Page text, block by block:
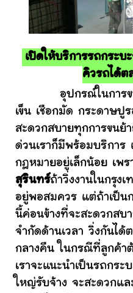
เปิดให้บริการรถกระ
คิวรถได้
อุปกรณ์ในการขนย้
เข็น เชือกมัด กระดาษปู
สะดวกสบายทุกการขนย้
ด่วนเราก็มีพร้อมบริการ
กฎหมายอยู่เล็กน้อย เพร
สุรินทร์ถ้าวิ่งงานในกรุงเ
อยู่พอสมควร แต่ถ้าเป็น
นี้ค่อนข้างที่จะสะดวกสบ
จำกัดด้านเวลา วิ่งกันได้
กลางคืน ในกรณีที่ลูกค้า
เราจะแนะนำเป็นรถกร
ใหญ่รับจ้าง จะสะดวกแล